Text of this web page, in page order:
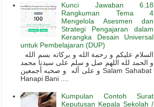
Kunci Jawaban 6.18
Rangkuman Tema 4
Mengelola Asesmen dan
Strategi Pengajaran dalam
Kerangka Desain Universal
untuk Pembelajaran (DUP)
و الحمد لله اللهم صل و سلم على سيدنا محمد
و على أله و صحبه أجمعين Salam Sahabat
Hanapi Bani ....
Kumpulan Contoh Surat
Keputusan Kepala Sekolah /